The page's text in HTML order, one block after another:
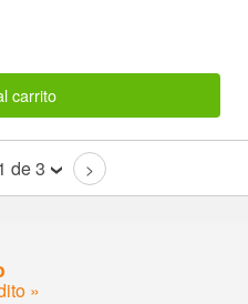
carrito
de 3 >
»